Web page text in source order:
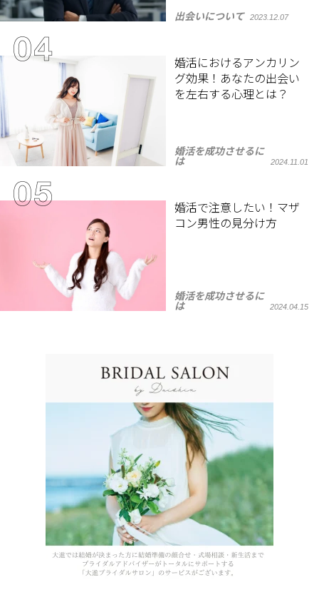
出会いについて 2023.12.07
婚活におけるアンカリン
グ効果！あなたの出会い
を左右する心理とは？
婚活を成功させるに
は
2024.11.01
婚活で注意したい！マザ
コン男性の見分け方
婚活を成功させるに
は
2024.04.15